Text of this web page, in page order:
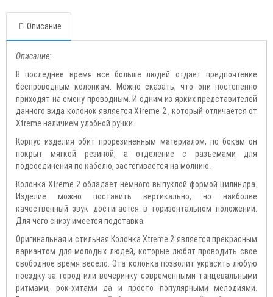
Описание
Описание:
В последнее время все больше людей отдает предпочтение
беспроводным колонкам. Можно сказать, что они постепенно
приходят на смену проводным. И одним из ярких представителей
данного вида колонок является Xtreme 2 , который отличается от
Xtreme наличием удобной ручки.
Корпус изделия обит прорезиненным материалом, по бокам он
покрыт мягкой резиной, а отделение с разъемами для
подсоединения по кабелю, застегивается на молнию.
Колонка Xtreme 2 обладает немного выпуклой формой цилиндра.
Изделие можно поставить вертикально, но наиболее
качественный звук достигается в горизонтальном положении.
Для чего снизу имеется подставка.
Оригинальная и стильная Колонка Xtreme 2 является прекрасным
вариантом для молодых людей, которые любят проводить свое
свободное время весело. Эта колонка позволит украсить любую
поездку за город или вечеринку современными танцевальными
ритмами, рок-хитами да и просто популярными мелодиями.